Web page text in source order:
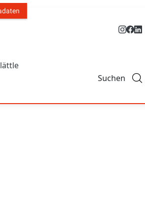
Suchen